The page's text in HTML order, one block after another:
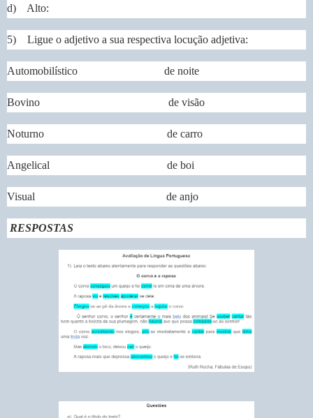
d) Alto:
5) Ligue o adjetivo a sua respectiva locução adjetiva:
Automobilístico de noite
Bovino de visão
Noturno de carro
Angelical de boi
Visual de anjo
RESPOSTAS